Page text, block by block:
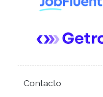
Contacto